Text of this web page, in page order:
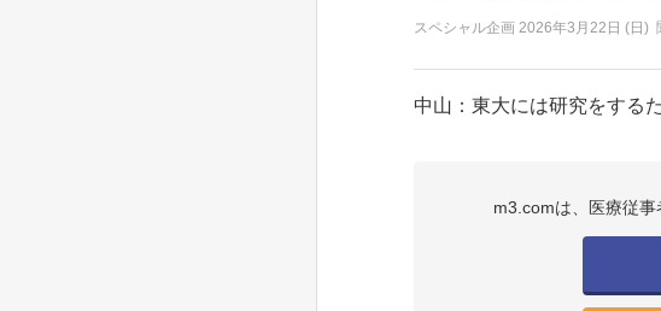
スペシャル企画 2026年3月22日 (日)
中山：東大には研究をする
m3.comは、医療従事